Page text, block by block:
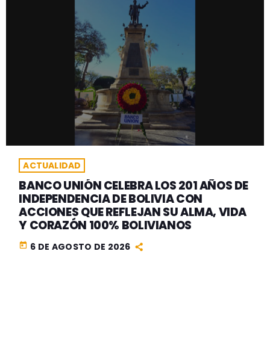
ACTUALIDAD
BANCO UNIÓN CELEBRA LOS 201 AÑOS DE
INDEPENDENCIA DE BOLIVIA CON
ACCIONES QUE REFLEJAN SU ALMA, VIDA
Y CORAZÓN 100% BOLIVIANOS
today 6 DE AGOSTO DE 2026